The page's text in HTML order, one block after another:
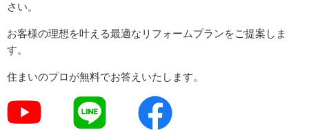
さい。
お客様の理想を叶える最適なリフォームプランをご提案しま
す。
住まいのプロが無料でお答えいたします。